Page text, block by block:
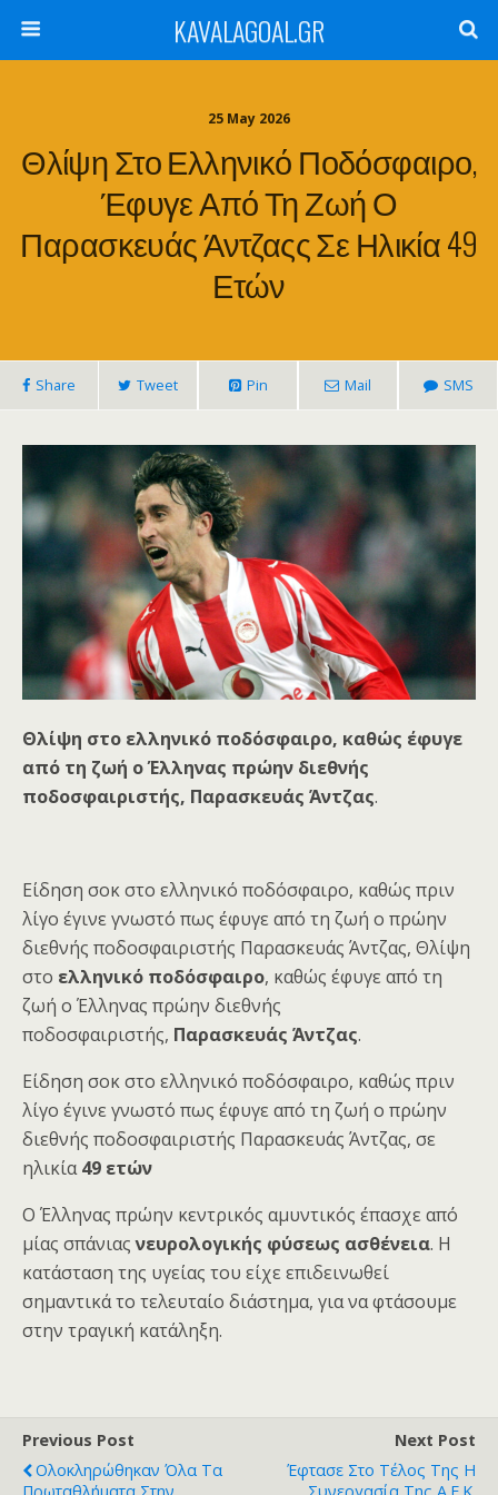
KAVALAGOAL.GR
25 May 2026
Θλίψη Στο Ελληνικό Ποδόσφαιρο,
Έφυγε Από Τη Ζωή Ο
Παρασκευάς Άντζαςς Σε Ηλικία 49
Ετών
Share Tweet Pin Mail SMS
Θλίψη στο ελληνικό ποδόσφαιρο, καθώς έφυγε
από τη ζωή ο Έλληνας πρώην διεθνής
ποδοσφαιριστής, Παρασκευάς Άντζας.
Είδηση σοκ στο ελληνικό ποδόσφαιρο, καθώς πριν
λίγο έγινε γνωστό πως έφυγε από τη ζωή ο πρώην
διεθνής ποδοσφαιριστής Παρασκευάς Άντζας, Θλίψη
στο ελληνικό ποδόσφαιρο, καθώς έφυγε από τη
ζωή ο Έλληνας πρώην διεθνής
ποδοσφαιριστής, Παρασκευάς Άντζας.
Είδηση σοκ στο ελληνικό ποδόσφαιρο, καθώς πριν
λίγο έγινε γνωστό πως έφυγε από τη ζωή ο πρώην
διεθνής ποδοσφαιριστής Παρασκευάς Άντζας, σε
ηλικία49 ετών
Ο Έλληνας πρώην κεντρικός αμυντικός έπασχε από
μίας σπάνιαςνευρολογικής φύσεως ασθένεια. Η
κατάσταση της υγείας του είχε επιδεινωθεί
σημαντικά το τελευταίο διάστημα, για να φτάσουμε
στην τραγική κατάληξη.
Previous Post
Ολοκληρώθηκαν Όλα Τα
Next Post
Έφτασε Στο Τέλος Της Η